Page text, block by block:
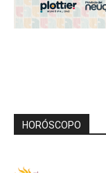
HORÓSCOPO